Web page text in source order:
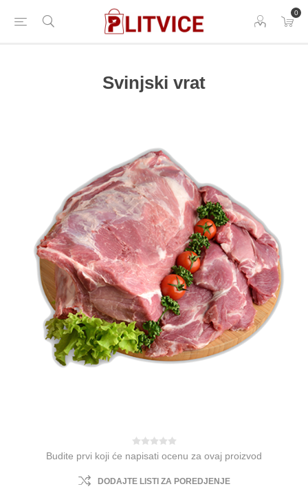
0
Svinjski vrat
Budite prvi koji će napisati ocenu za ovaj proizvod
DODAJTE LISTI ZA POREDJENJE